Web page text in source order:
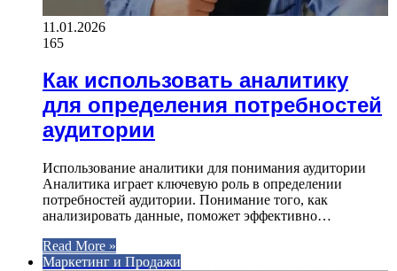
11.01.2026
165
Как использовать аналитику
для определения потребностей
аудитории
Использование аналитики для понимания аудитории
Аналитика играет ключевую роль в определении
потребностей аудитории. Понимание того, как
анализировать данные, поможет эффективно…
Read More »
Маркетинг и Продажи